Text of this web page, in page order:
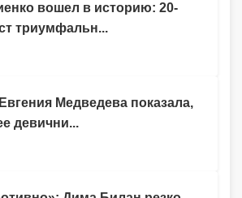
вошел в историю: 20-
триумфальн...
Медведева показала,
девични...